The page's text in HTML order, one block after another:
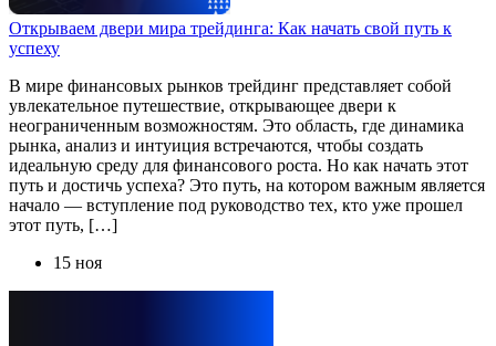
Открываем двери мира трейдинга: Как начать свой путь к
успеху
В мире финансовых рынков трейдинг представляет собой
увлекательное путешествие, открывающее двери к
неограниченным возможностям. Это область, где динамика
рынка, анализ и интуиция встречаются, чтобы создать
идеальную среду для финансового роста. Но как начать этот
путь и достичь успеха? Это путь, на котором важным является
начало — вступление под руководство тех, кто уже прошел
этот путь, […]
15 ноя